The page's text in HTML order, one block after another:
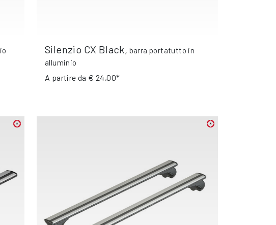
Silenzio CX Black, barra portatutto in
alluminio
A partire da € 24,00*